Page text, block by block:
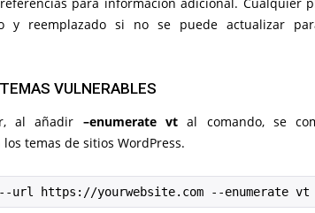
y reemplazado si no se puede actualizar
VULNERABLES
al añadir –enumerate vt al comando, se
temas de sitios WordPress.
--url https://yourwebsite.com --enumerate vt